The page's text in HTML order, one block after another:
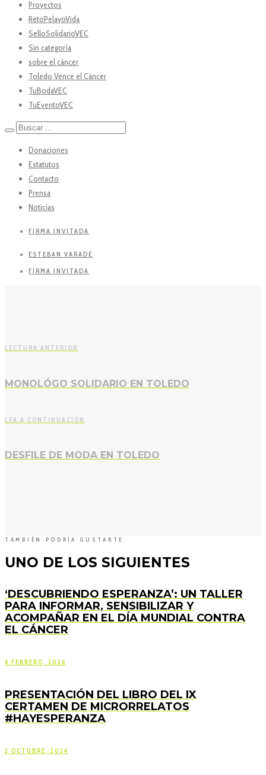
Proyectos
RetoPelayoVida
SelloSolidarioVEC
Sin categoría
sobre el cáncer
Toledo Vence el Cáncer
TuBodaVEC
TuEventoVEC
Donaciones
Estatutos
Contacto
Prensa
Noticias
FIRMA INVITADA
ESTEBAN VARADÉ
FIRMA INVITADA
LECTURA ANTERIOR
MONOLÓGO SOLIDARIO EN TOLEDO
LEA A CONTINUACIÓN
DESFILE DE MODA EN TOLEDO
TAMBIÉN PODRÍA GUSTARTE
UNO DE LOS SIGUIENTES
‘DESCUBRIENDO ESPERANZA’: UN TALLER
PARA INFORMAR, SENSIBILIZAR Y
ACOMPAÑAR EN EL DÍA MUNDIAL CONTRA
EL CÁNCER
4 FEBRERO, 2026
PRESENTACIÓN DEL LIBRO DEL IX
CERTAMEN DE MICRORRELATOS
#HAYESPERANZA
2 OCTUBRE, 2024